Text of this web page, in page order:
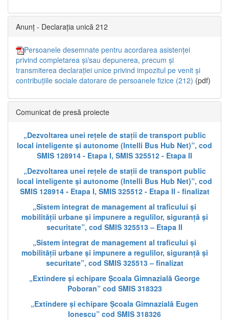
Anunț - Declarația unică 212
Persoanele desemnate pentru acordarea asistenței
privind completarea și/sau depunerea, precum și
transmiterea declarației unice privind impozitul pe venit și
contribuțiile sociale datorare de persoanele fizice (212) (pdf)
Comunicat de presă proiecte
„Dezvoltarea unei rețele de stații de transport public
local inteligente și autonome (Intelli Bus Hub Net)”, cod
SMIS 128914 - Etapa I, SMIS 325512 - Etapa II
„Dezvoltarea unei rețele de stații de transport public
local inteligente și autonome (Intelli Bus Hub Net)”, cod
SMIS 128914 - Etapa I, SMIS 325512 - Etapa II - finalizat
„Sistem integrat de management al traficului și
mobilității urbane și impunere a regulilor, siguranță și
securitate”, cod SMIS 325513 – Etapa II
„Sistem integrat de management al traficului și
mobilității urbane și impunere a regulilor, siguranță și
securitate”, cod SMIS 325513 – finalizat
„Extindere și echipare Școala Gimnazială George
Poboran” cod SMIS 318323
„Extindere și echipare Școala Gimnazială Eugen
Ionescu” cod SMIS 318326